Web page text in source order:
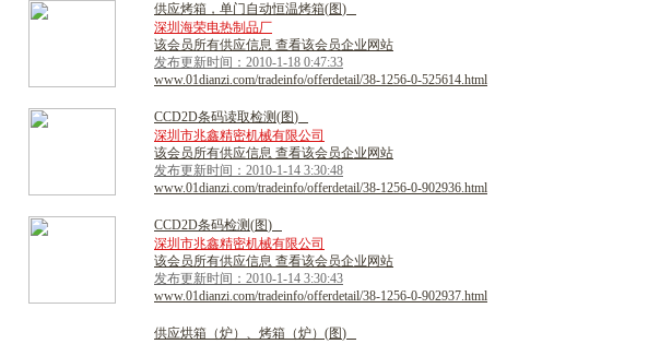
供应烤箱 ， 单门自动恒温烤箱(图)
深圳海荣电热制品厂
该会员所有供应信息 查看该会员企业网站
发布更新时间：2010-1-18 0:47:33
www.01dianzi.com/tradeinfo/offerdetail/38-1256-0-525614.html
CCD2D条码读取检测(图)
深圳市兆鑫精密机械有限公司
该会员所有供应信息 查看该会员企业网站
发布更新时间：2010-1-14 3:30:48
www.01dianzi.com/tradeinfo/offerdetail/38-1256-0-902936.html
CCD2D条码检测(图)
深圳市兆鑫精密机械有限公司
该会员所有供应信息 查看该会员企业网站
发布更新时间：2010-1-14 3:30:43
www.01dianzi.com/tradeinfo/offerdetail/38-1256-0-902937.html
供应烘箱 （炉） 、 烤箱 （炉） (图)